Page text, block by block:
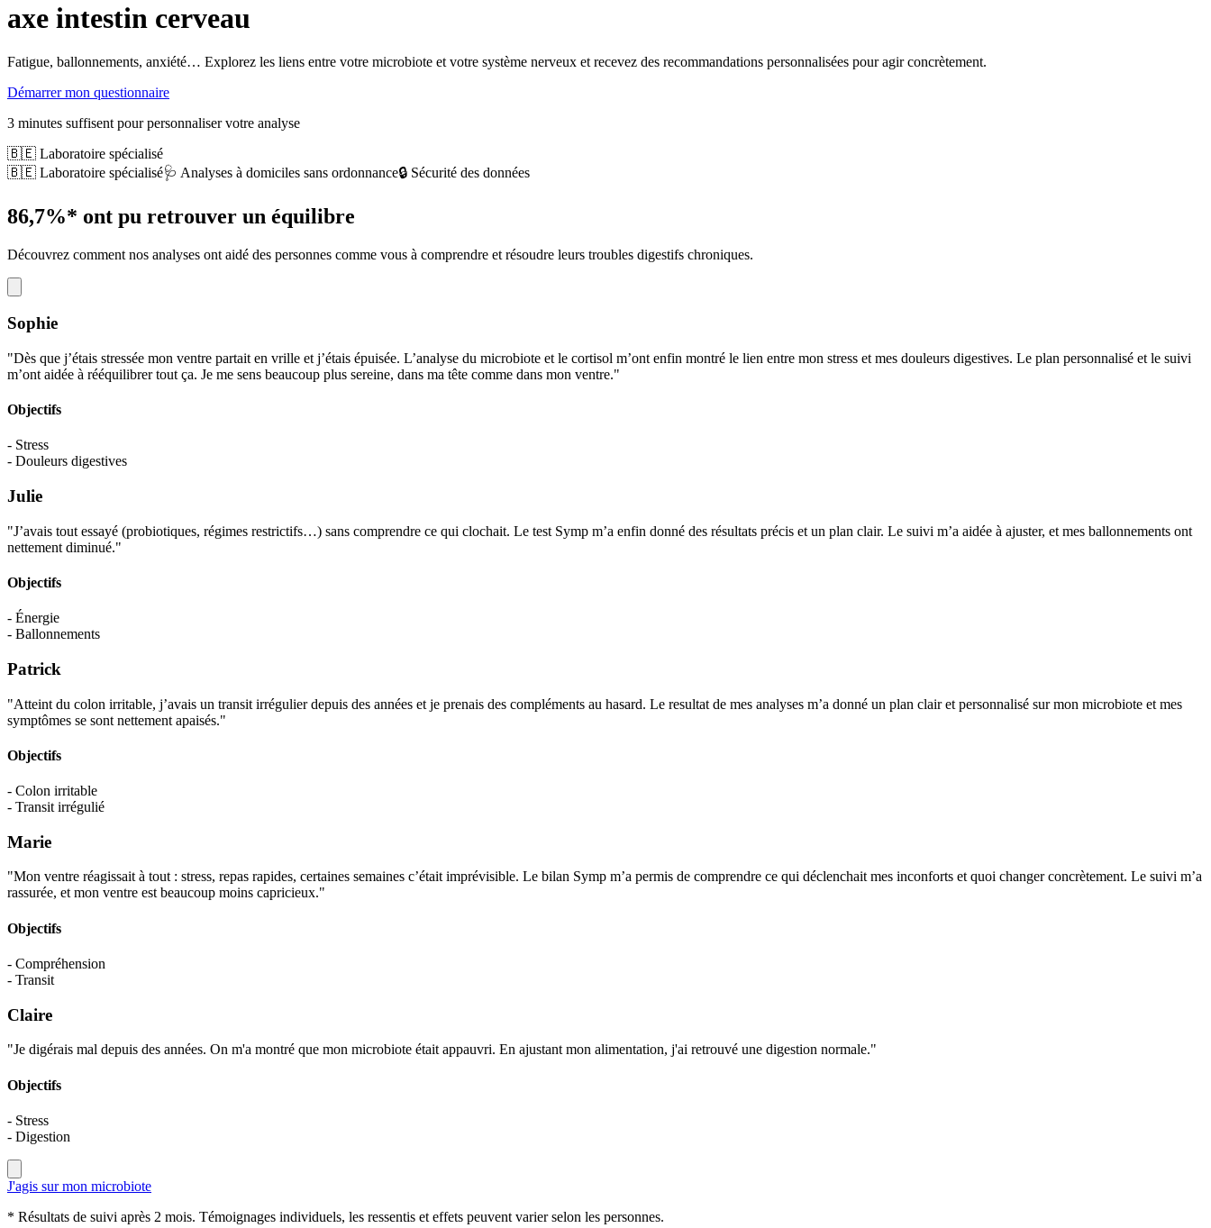
axe intestin cerveau
Fatigue, ballonnements, anxiété… Explorez les liens entre votre microbiote et votre système nerveux et recevez des recommandations personnalisées pour agir concrètement.
Démarrer mon questionnaire
3 minutes suffisent pour personnaliser votre analyse
🇧🇪 Laboratoire spécialisé
🇧🇪 Laboratoire spécialisé🩺 Analyses à domiciles sans ordonnance🔒 Sécurité des données
86,7%* ont pu retrouver un équilibre
Découvrez comment nos analyses ont aidé des personnes comme vous à comprendre et résoudre leurs troubles digestifs chroniques.
Sophie
"Dès que j’étais stressée mon ventre partait en vrille et j’étais épuisée. L’analyse du microbiote et le cortisol m’ont enfin montré le lien entre mon stress et mes douleurs digestives. Le plan personnalisé et le suivi
m’ont aidée à rééquilibrer tout ça. Je me sens beaucoup plus sereine, dans ma tête comme dans mon ventre."
Objectifs
- Stress
- Douleurs digestives
Julie
"J’avais tout essayé (probiotiques, régimes restrictifs…) sans comprendre ce qui clochait. Le test Symp m’a enfin donné des résultats précis et un plan clair. Le suivi m’a aidée à ajuster, et mes ballonnements ont
nettement diminué."
Objectifs
- Énergie
- Ballonnements
Patrick
"Atteint du colon irritable, j’avais un transit irrégulier depuis des années et je prenais des compléments au hasard. Le resultat de mes analyses m’a donné un plan clair et personnalisé sur mon microbiote et mes
symptômes se sont nettement apaisés."
Objectifs
- Colon irritable
- Transit irrégulié
Marie
"Mon ventre réagissait à tout : stress, repas rapides, certaines semaines c’était imprévisible. Le bilan Symp m’a permis de comprendre ce qui déclenchait mes inconforts et quoi changer concrètement. Le suivi m’a
rassurée, et mon ventre est beaucoup moins capricieux."
Objectifs
- Compréhension
- Transit
Claire
"Je digérais mal depuis des années. On m'a montré que mon microbiote était appauvri. En ajustant mon alimentation, j'ai retrouvé une digestion normale."
Objectifs
- Stress
- Digestion
J'agis sur mon microbiote
* Résultats de suivi après 2 mois. Témoignages individuels, les ressentis et effets peuvent varier selon les personnes.